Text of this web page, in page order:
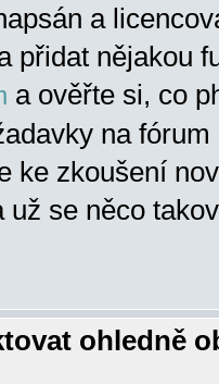
a
přidat nějakou
a ověřte si, co
na
ke zkoušení
už se něco
ohledně